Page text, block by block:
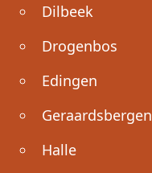
Dilbeek
Drogenbos
Edingen
Geraardsbergen
Halle